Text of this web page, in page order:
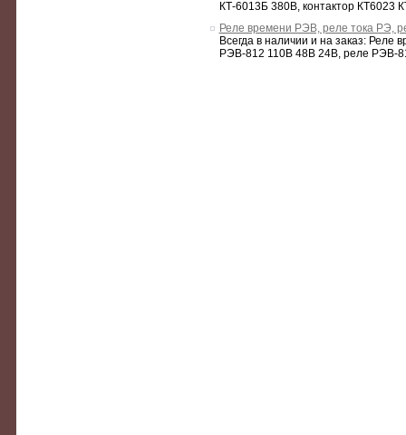
КТ-6013Б 380В, контактор КТ6023
Реле времени РЭВ, реле тока РЭ,
Всегда в наличии и на заказ:
РЭВ-812 110В 48В 24В, реле РЭВ-